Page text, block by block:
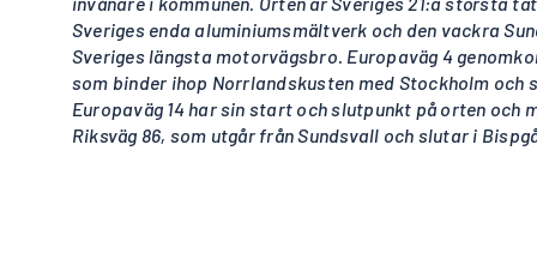
Sveriges enda aluminiumsmältverk och den vackra
Sveriges längsta motorvägsbro. Europaväg 4
som binder ihop Norrlandskusten med Stockholm och
Europaväg 14 har sin start och slutpunkt på orten och
Riksväg 86, som utgår från Sundsvall och slutar i